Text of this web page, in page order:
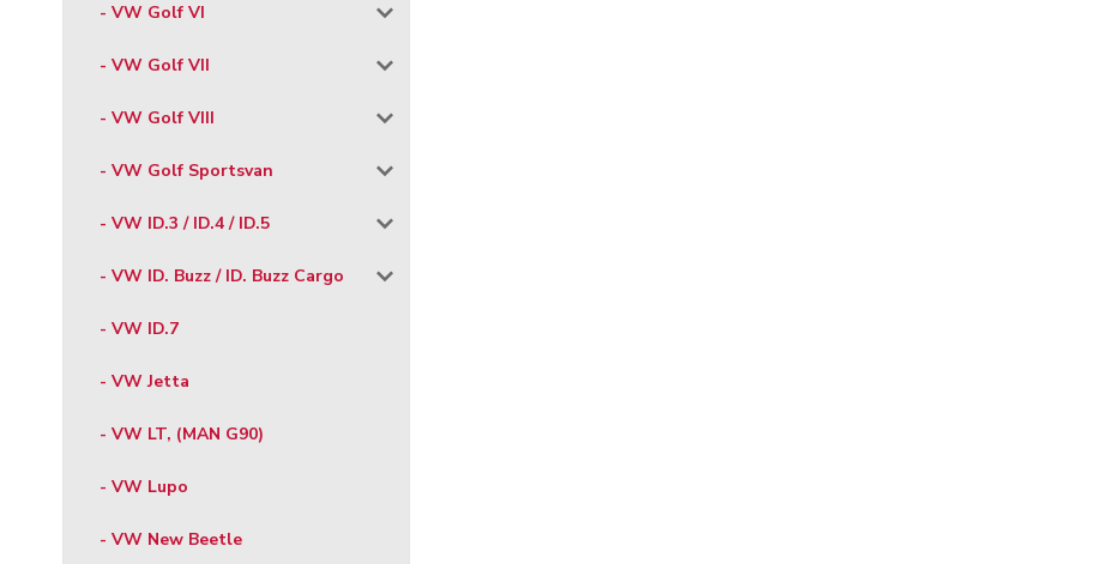
- VW Golf VI
- VW Golf VII
- VW Golf VIII
- VW Golf Sportsvan
- VW ID.3 / ID.4 / ID.5
- VW ID. Buzz / ID. Buzz Cargo
- VW ID.7
- VW Jetta
- VW LT, (MAN G90)
- VW Lupo
- VW New Beetle